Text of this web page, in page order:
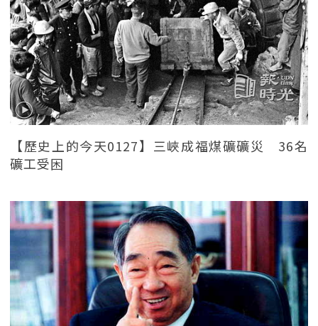
【歷史上的今天0127】三峽成福煤礦礦災 36名
礦工受困